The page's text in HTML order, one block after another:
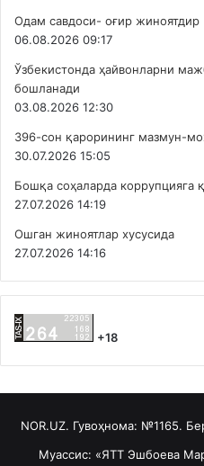
Одам савдоси- оғир жиноятдир
06.08.2026 09:17
Ўзбекистонда ҳайвонларни
бошланади
03.08.2026 12:30
396-сон қарорининг мазмун-
30.07.2026 15:05
Бошқа соҳаларда
27.07.2026 14:19
Ошган жиноятлар хусусида
27.07.2026 14:16
+18
NOR.UZ. Гувоҳнома: №1165.
Муассис: «ЯТТ Эшбоева